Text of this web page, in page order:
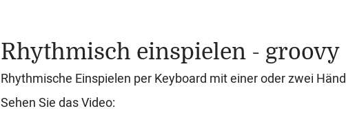
Rhythmisch einspielen - groovy
Rhythmische Einspielen per Keyboard mit einer oder zwei
Sehen Sie das Video: